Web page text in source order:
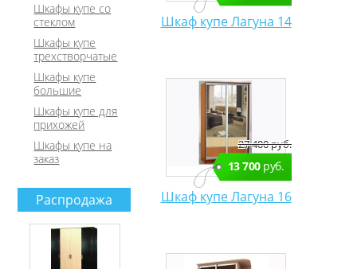
Шкафы купе со
стеклом
Шкафы купе
трехстворчатые
Шкафы купе
большие
Шкафы купе для
прихожей
Шкафы купе на
заказ
Распродажа
Шкаф купе Лагуна 14
27 400 руб.
13 700руб.
Шкаф купе Лагуна 16